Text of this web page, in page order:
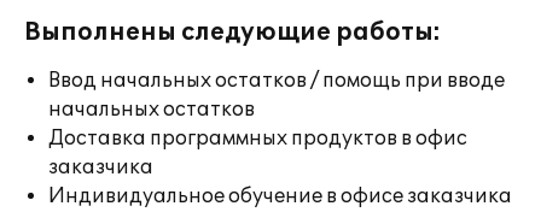
Выполнены следующие работы:
Ввод начальных остатков / помощь при вводе
начальных остатков
Доставка программных продуктов в офис
заказчика
Индивидуальное обучение в офисе заказчика